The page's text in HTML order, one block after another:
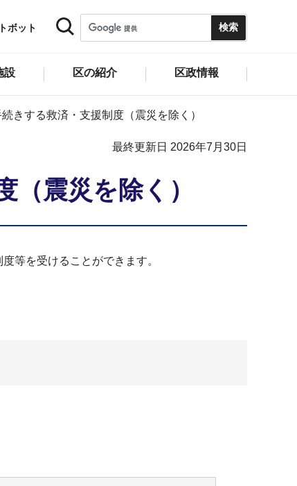
ボット
設 区の紹介 区政情報
きする救済・支援制度（震災を除く）
最終更新日 2026年7月30日
震災を除く）
等を受けることができます。